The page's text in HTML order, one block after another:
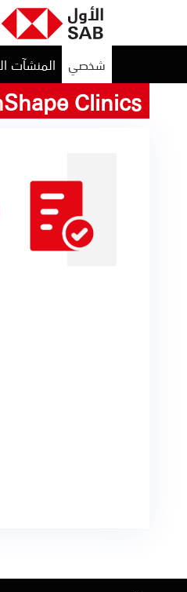
شخصي المنشآت
Clinics